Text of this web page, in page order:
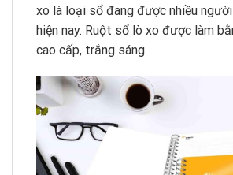
xo là loại sổ đang được nhiều
hiện nay. Ruột sổ lò xo được làm
cao cấp, trắng sáng.